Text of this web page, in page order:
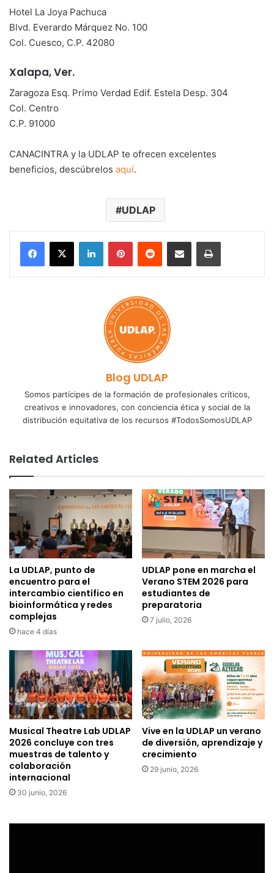
Hotel La Joya Pachuca
Blvd. Everardo Márquez No. 100
Col. Cuesco, C.P. 42080
Xalapa, Ver.
Zaragoza Esq. Primo Verdad Edif. Estela Desp. 304
Col. Centro
C.P. 91000
CANACINTRA y la UDLAP te ofrecen excelentes
beneficios, descúbrelos aquí.
UDLAP
LinkedInPinterestReddit Share via Email Print
Blog UDLAP
Somos partícipes de la formación de profesionales críticos,
creativos e innovadores, con conciencia ética y social de la
distribución equitativa de los recursos #TodosSomosUDLAP
Related Articles
La UDLAP, punto de
encuentro para el
intercambio científico en
bioinformática y redes
complejas
hace 4 días
UDLAP pone en marcha el
Verano STEM 2026 para
estudiantes de
preparatoria
7 julio, 2026
Musical Theatre Lab UDLAP
2026 concluye con tres
muestras de talento y
colaboración
internacional
30 junio, 2026
Vive en la UDLAP un verano
de diversión, aprendizaje y
crecimiento
29 junio, 2026